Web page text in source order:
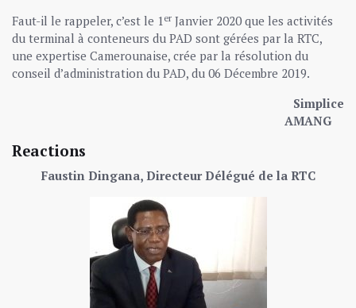
Faut-il le rappeler, c’est le 1er Janvier 2020 que les activités
du terminal à conteneurs du PAD sont gérées par la RTC,
une expertise Camerounaise, crée par la résolution du
conseil d’administration du PAD, du 06 Décembre 2019.
Simplice
AMANG
Reactions
Faustin Dingana, Directeur Délégué de la RTC